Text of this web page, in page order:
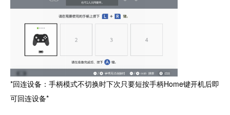
*回连设备：手柄模式不切换时下次只要短按手柄Home键开机后即
可回连设备*